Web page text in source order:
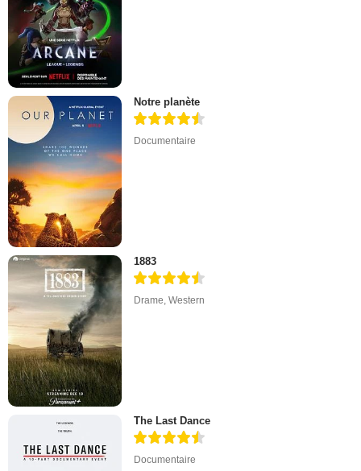
Notre planète
Documentaire
1883
Drame,Western
The Last Dance
Documentaire